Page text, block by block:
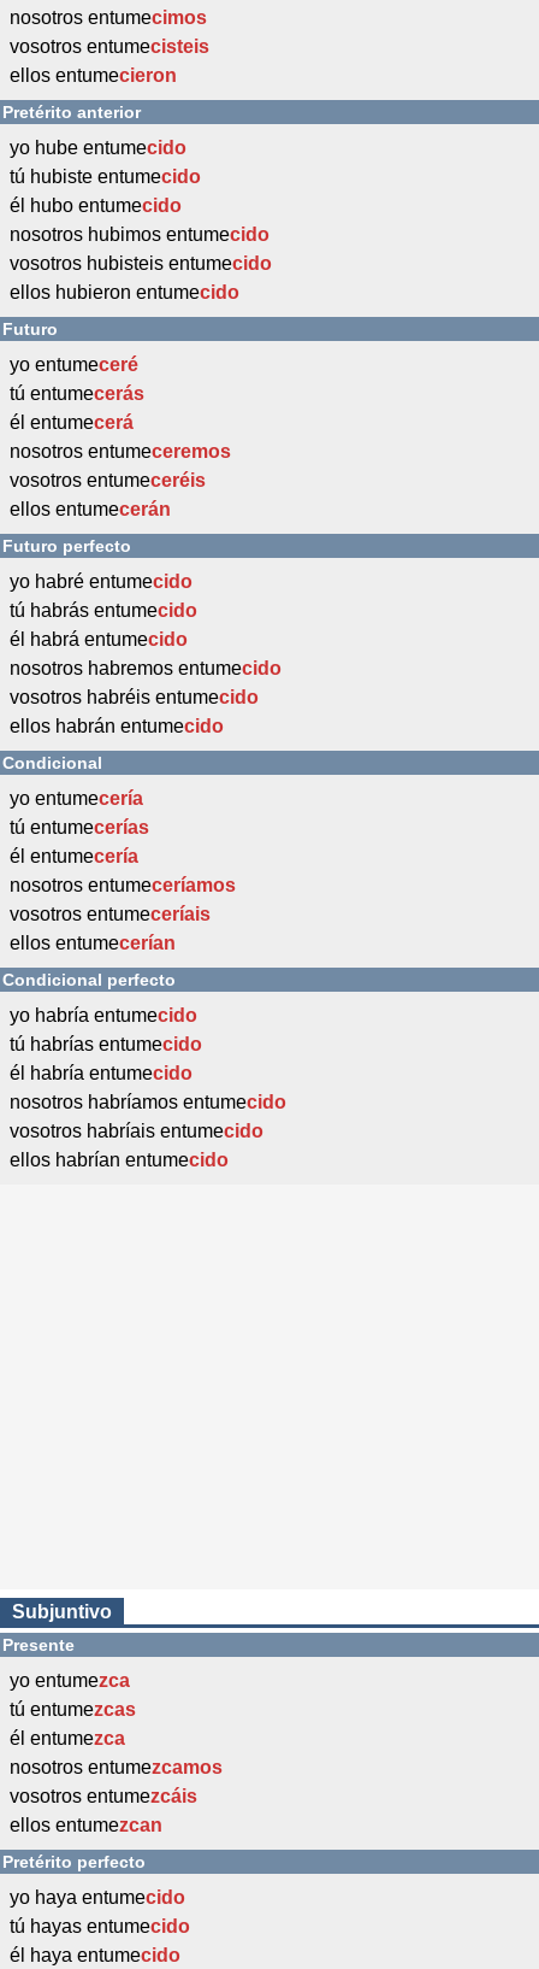
nosotros entumecimos
vosotros entumecisteis
ellos entumecieron
Pretérito anterior
yo hube entumecido
tú hubiste entumecido
él hubo entumecido
nosotros hubimos entumecido
vosotros hubisteis entumecido
ellos hubieron entumecido
Futuro
yo entumeceré
tú entumecerás
él entumecerá
nosotros entumeceremos
vosotros entumeceréis
ellos entumecerán
Futuro perfecto
yo habré entumecido
tú habrás entumecido
él habrá entumecido
nosotros habremos entumecido
vosotros habréis entumecido
ellos habrán entumecido
Condicional
yo entumecería
tú entumecerías
él entumecería
nosotros entumeceríamos
vosotros entumeceríais
ellos entumecerían
Condicional perfecto
yo habría entumecido
tú habrías entumecido
él habría entumecido
nosotros habríamos entumecido
vosotros habríais entumecido
ellos habrían entumecido
Subjuntivo
Presente
yo entumezca
tú entumezcas
él entumezca
nosotros entumezcamos
vosotros entumezcáis
ellos entumezcan
Pretérito perfecto
yo haya entumecido
tú hayas entumecido
él haya entumecido